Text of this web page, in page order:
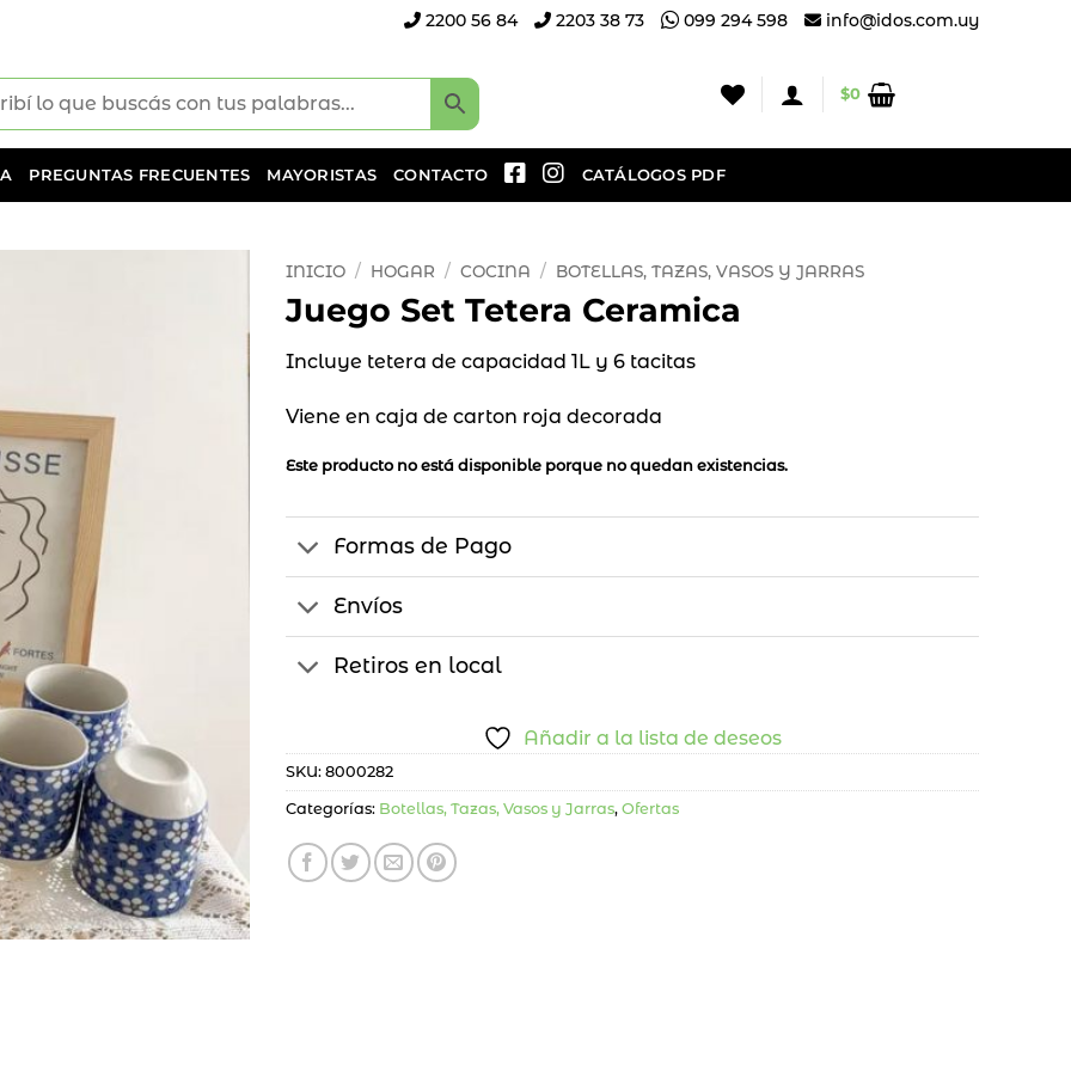
2200 56 84 2203 38 73 099 294 598 info@idos.com.uy
$0
PREGUNTAS FRECUENTES MAYORISTAS CONTACTO CATÁLOGOS PDF
INICIO / HOGAR / COCINA / BOTELLAS, TAZAS, VASOS Y JARRAS
Juego Set Tetera Ceramica
Incluye tetera de capacidad 1L y 6 tacitas
Viene en caja de carton roja decorada
Este producto no está disponible porque no quedan existencias.
Formas de Pago
Envíos
Retiros en local
Añadir a la lista de deseos
SKU: 8000282
Categorías: Botellas, Tazas, Vasos y Jarras, Ofertas